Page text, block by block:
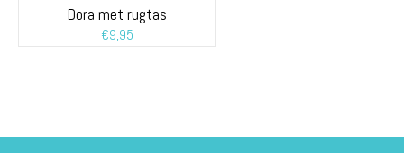
Dora met rugtas
€9,95